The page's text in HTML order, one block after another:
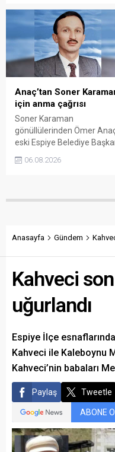
ambalajın çöpe gitmesini
Anaç’tan Soner
için anma çağrısı
Soner Karaman
gönüllülerinden Ömer
eski Espiye Belediye
34’üncü yılı dolayısıyla
kaybetmiş tüm belediye
06.08.2026
Anasayfa Gündem
Kahveci
uğurlandı
Espiye İlçe
Kahveci ile Kaleboynu
Kahveci’nin babaları
Paylaş Tweetle
ABONE OL